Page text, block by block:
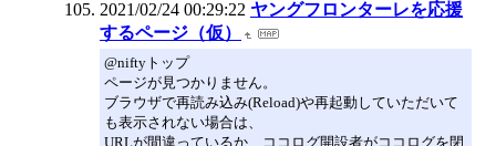
2021/02/24 00:29:22 ヤングフロンターレを応援
するページ（仮）
@niftyトップ
ページが見つかりません。
ブラウザで再読み込み(Reload)や再起動していただいて
も表示されない場合は、
URLが間違っているか、ココログ開設者がココログを閉